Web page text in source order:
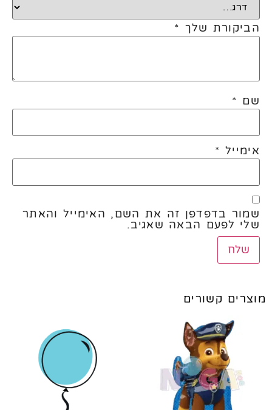
הביקורת שלך *
שם *
אימייל *
שמור בדפדפן זה את השם, האימייל והאתר
שלי לפעם הבאה שאגיב.
מוצרים קשורים